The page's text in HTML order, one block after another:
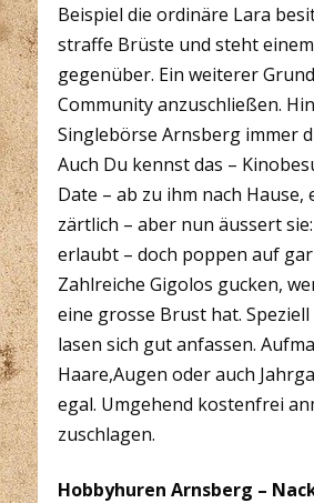
Beispiel die ordinäre Lara
straffe Brüste und steht
gegenüber. Ein weiterer
Community anzuschließen.
Singlebörse Arnsberg immer
Auch Du kennst das –
Date – ab zu ihm nach Hause,
zärtlich – aber nun äussert
erlaubt – doch poppen auf gar
Zahlreiche Gigolos gucken,
eine grosse Brust hat.
lasen sich gut anfassen.
Haare,Augen oder auch
egal. Umgehend kostenfrei
zuschlagen.
Hobbyhuren Arnsberg –